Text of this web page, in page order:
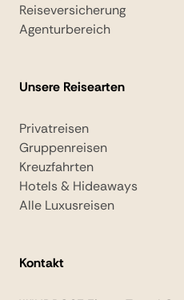
Reiseversicherung
Agenturbereich
Unsere Reisearten
Privatreisen
Gruppenreisen
Kreuzfahrten
Hotels & Hideaways
Alle Luxusreisen
Kontakt